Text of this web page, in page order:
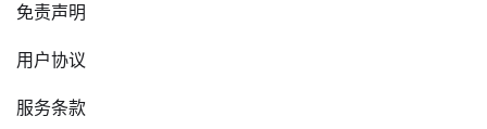
免责声明
用户协议
服务条款